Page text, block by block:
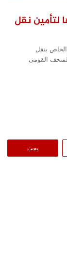
لتأمين نقل
الخاص بنقل
القومى
عن: